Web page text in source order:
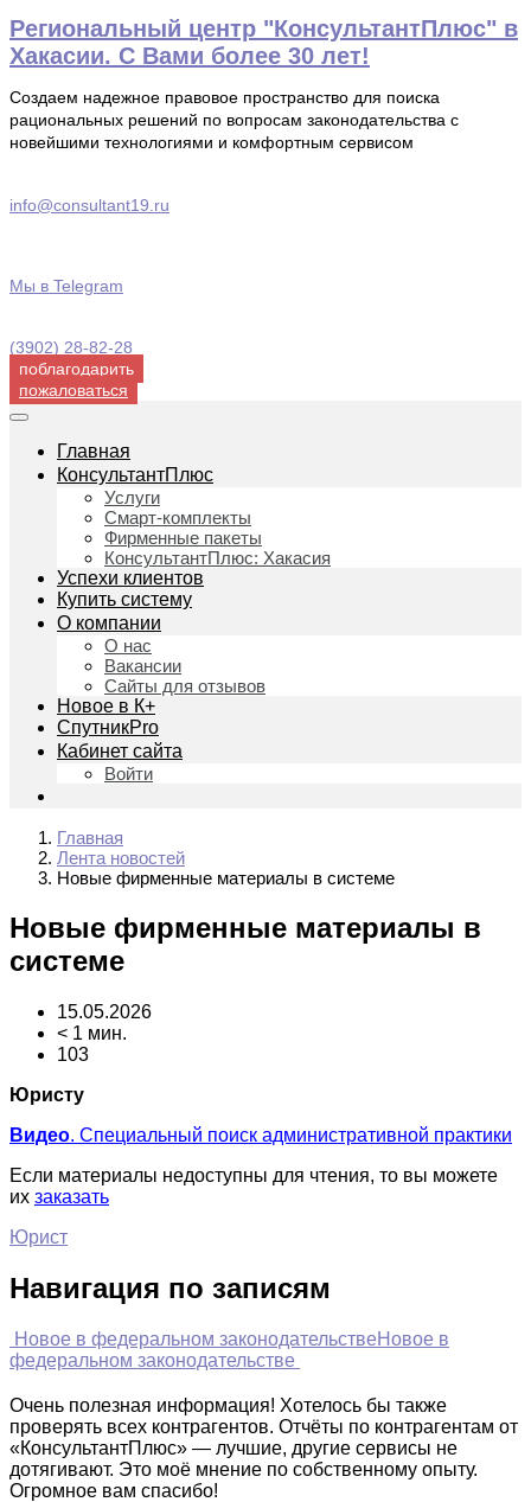
Перейти
к
содержимому
Региональный центр "КонсультантПлюс" в
Хакасии. С Вами более 30 лет!
Создаем надежное правовое пространство для поиска
рациональных решений по вопросам законодательства с
новейшими технологиями и комфортным сервисом
info@consultant19.ru
Мы в Telegram
(3902) 28-82-28
поблагодарить
пожаловаться
Главная
КонсультантПлюс
Услуги
Смарт-комплекты
Фирменные пакеты
КонсультантПлюс: Хакасия
Успехи клиентов
Купить систему
О компании
О нас
Вакансии
Сайты для отзывов
Новое в К+
СпутникPro
Кабинет сайта
Войти
Главная
Лента новостей
Новые фирменные материалы в системе
Новые фирменные материалы в
системе
15.05.2026
< 1 мин.
103
Юристу
Видео. Специальный поиск административной практики
Если материалы недоступны для чтения, то вы можете
их заказать
Юрист
Навигация по записям
Новое в федеральном законодательствеНовое в
федеральном законодательстве
Очень полезная информация! Хотелось бы также
проверять всех контрагентов. Отчёты по контрагентам от
«КонсультантПлюс» — лучшие, другие сервисы не
дотягивают. Это моё мнение по собственному опыту.
Огромное вам спасибо!